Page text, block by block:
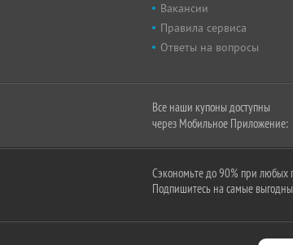
Вакансии
Правила сервиса
Ответы на вопросы
Все наши купоны доступны
через Мобильное Приложение:
Сэкономьте до 90% при любых
Подпишитесь на самые